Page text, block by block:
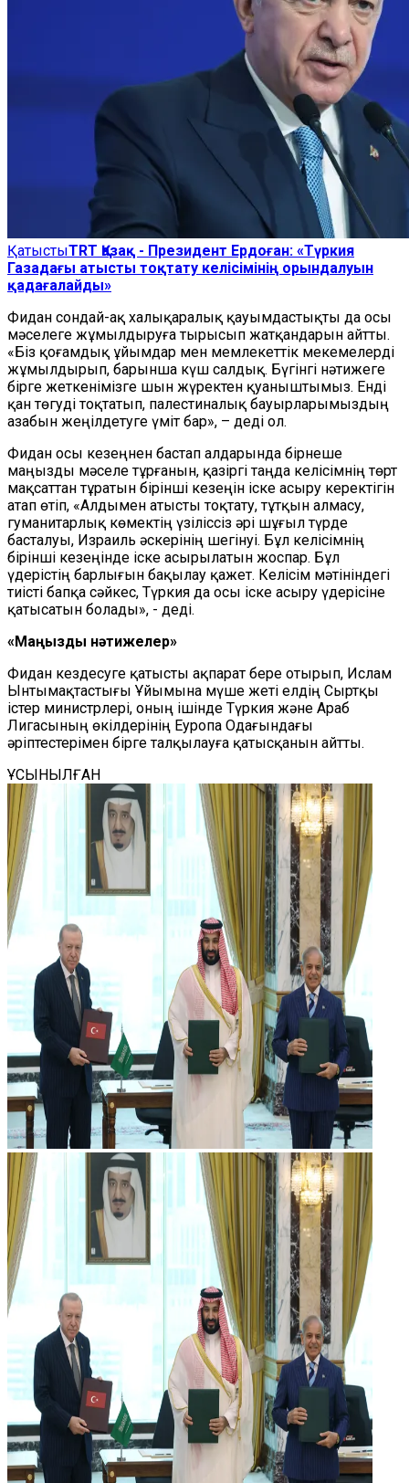
ҚатыстыTRT Қазақ - Президент Ердоған: «Түркия
Газадағы атысты тоқтату келісімінің орындалуын
қадағалайды»
Фидан сондай-ақ халықаралық қауымдастықты да осы
мәселеге жұмылдыруға тырысып жатқандарын айтты.
«Біз қоғамдық ұйымдар мен мемлекеттік мекемелерді
жұмылдырып, барынша күш салдық. Бүгінгі нәтижеге
бірге жеткенімізге шын жүректен қуаныштымыз. Енді
қан төгуді тоқтатып, палестиналық бауырларымыздың
азабын жеңілдетуге үміт бар», – деді ол.
Фидан осы кезеңнен бастап алдарында бірнеше
маңызды мәселе тұрғанын, қазіргі таңда келісімнің төрт
мақсаттан тұратын бірінші кезеңін іске асыру керектігін
атап өтіп, «Алдымен атысты тоқтату, тұтқын алмасу,
гуманитарлық көмектің үзіліссіз әрі шұғыл түрде
басталуы, Израиль әскерінің шегінуі. Бұл келісімнің
бірінші кезеңінде іске асырылатын жоспар. Бұл
үдерістің барлығын бақылау қажет. Келісім мәтініндегі
тиісті бапқа сәйкес, Түркия да осы іске асыру үдерісіне
қатысатын болады», - деді.
«Маңызды нәтижелер»
Фидан кездесуге қатысты ақпарат бере отырып, Ислам
Ынтымақтастығы Ұйымына мүше жеті елдің Сыртқы
істер министрлері, оның ішінде Түркия және Араб
Лигасының өкілдерінің Еуропа Одағындағы
әріптестерімен бірге талқылауға қатысқанын айтты.
ҰСЫНЫЛҒАН